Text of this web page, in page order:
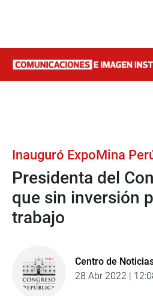
Inauguró ExpoMina
Presidenta del
que sin inversión
trabajo
Centro de
28 Abr 2022 |